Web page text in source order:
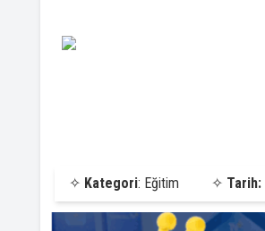
✧ Kategori: Eğitim ✧ Tarih: